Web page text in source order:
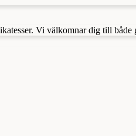
Vi välkomnar dig till både